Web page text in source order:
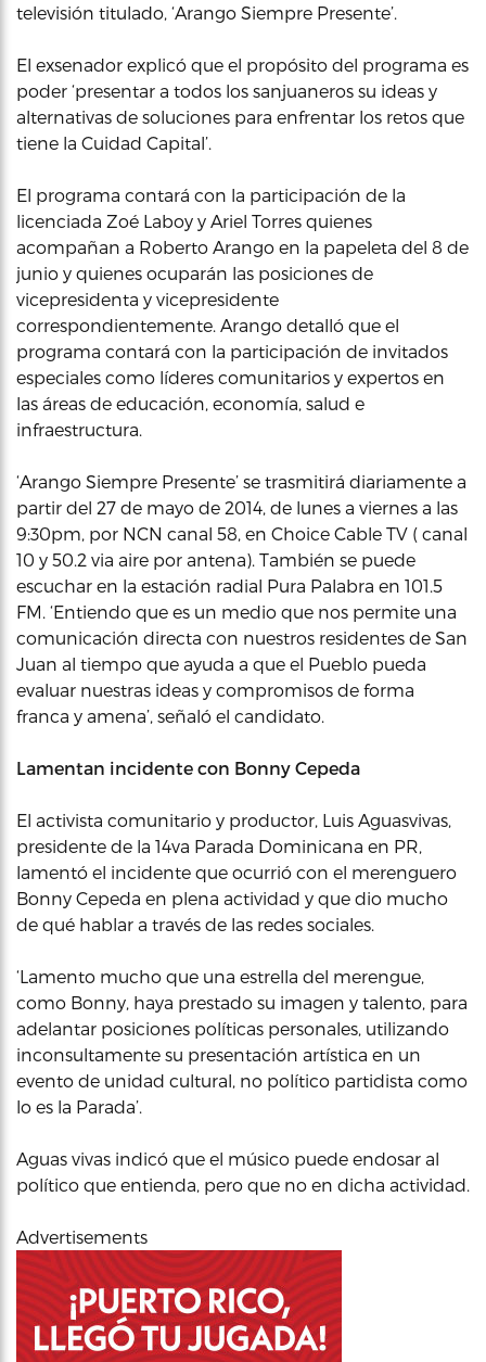
televisión titulado, ‘Arango Siempre Presente’.
El exsenador explicó que el propósito del programa es
poder ‘presentar a todos los sanjuaneros su ideas y
alternativas de soluciones para enfrentar los retos que
tiene la Cuidad Capital’.
El programa contará con la participación de la
licenciada Zoé Laboy y Ariel Torres quienes
acompañan a Roberto Arango en la papeleta del 8 de
junio y quienes ocuparán las posiciones de
vicepresidenta y vicepresidente
correspondientemente. Arango detalló que el
programa contará con la participación de invitados
especiales como líderes comunitarios y expertos en
las áreas de educación, economía, salud e
infraestructura.
‘Arango Siempre Presente’ se trasmitirá diariamente a
partir del 27 de mayo de 2014, de lunes a viernes a las
9:30pm, por NCN canal 58, en Choice Cable TV ( canal
10 y 50.2 via aire por antena). También se puede
escuchar en la estación radial Pura Palabra en 101.5
FM. ‘Entiendo que es un medio que nos permite una
comunicación directa con nuestros residentes de San
Juan al tiempo que ayuda a que el Pueblo pueda
evaluar nuestras ideas y compromisos de forma
franca y amena’, señaló el candidato.
Lamentan incidente con Bonny Cepeda
El activista comunitario y productor, Luis Aguasvivas,
presidente de la 14va Parada Dominicana en PR,
lamentó el incidente que ocurrió con el merenguero
Bonny Cepeda en plena actividad y que dio mucho
de qué hablar a través de las redes sociales.
‘Lamento mucho que una estrella del merengue,
como Bonny, haya prestado su imagen y talento, para
adelantar posiciones políticas personales, utilizando
inconsultamente su presentación artística en un
evento de unidad cultural, no político partidista como
lo es la Parada’.
Aguas vivas indicó que el músico puede endosar al
político que entienda, pero que no en dicha actividad.
Advertisements